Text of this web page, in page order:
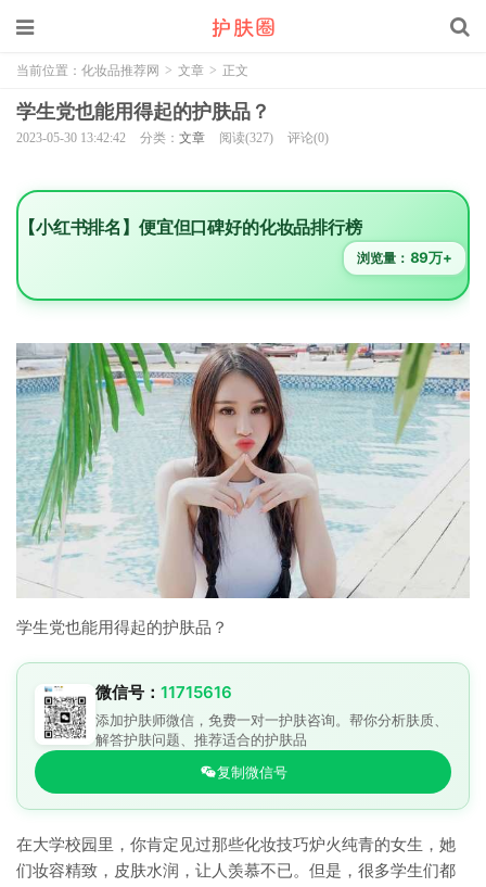
当前位置： 化妆品推荐网 > 文章 > 正文
学生党也能用得起的护肤品？
2023-05-30 13:42:42 分类： 文章 阅读(327) 评论(0)
【小红书排名】便宜但口碑好的化妆品排行榜
浏览量： 89万+
学生党也能用得起的护肤品？
微信号： 11715616
添加护肤师微信，免费一对一护肤咨询。帮你分析肤质、
解答护肤问题、推荐适合的护肤品
复制微信号
在大学校园里，你肯定见过那些化妆技巧炉火纯青的女生，她
们妆容精致，皮肤水润，让人羡慕不已。但是，很多学生们都